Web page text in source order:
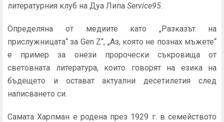
литературния клуб на Дуа Липа Service95.
Определяна от медиите като „Разказът на
прислужницата“ за Gen Z“, „Аз, която не познах мъжете“
е пример за онези пророчески съкровища от
световната литература, които говорят на езика на
бъдещето и остават актуални десетилетия след
написването си.
Самата Харпман е родена през 1929 г. в семейството